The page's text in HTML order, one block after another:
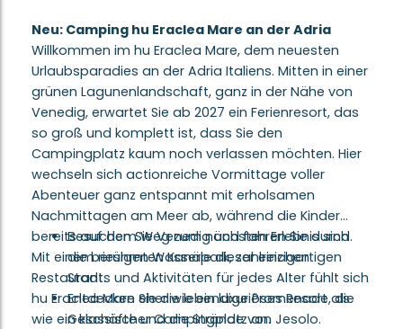
Neu: Camping hu Eraclea Mare an der Adria
Willkommen im hu Eraclea Mare, dem neuesten
Urlaubsparadies an der Adria Italiens. Mitten in einer
grünen Lagunenlandschaft, ganz in der Nähe von
Venedig, erwartet Sie ab 2027 ein Ferienresort, das
so groß und komplett ist, dass Sie den
Campingplatz kaum noch verlassen möchten. Hier
wechseln sich actionreiche Vormittage voller
Abenteuer ganz entspannt mit erholsamen
Nachmittagen am Meer ab, während die Kinder
bereits auf dem Weg zum nächsten Erlebnis sind.
Mit einem riesigen Wasserpark, zahlreichen
Restaurants und Aktivitäten für jedes Alter fühlt sich
hu Eraclea Mare eher wie ein luxuriöses Resort als
wie ein klassischer Campingplatz an.
Besuchen Sie Venedig und fahren Sie durch
die berühmten Kanäle dieser einzigartigen
Stadt.
Entdecken Sie die lebendige Promenade, die
Geschäfte und die Strände von Jesolo.